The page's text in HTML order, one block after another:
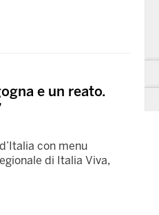
e un reato.
con menu
di Italia Viva,